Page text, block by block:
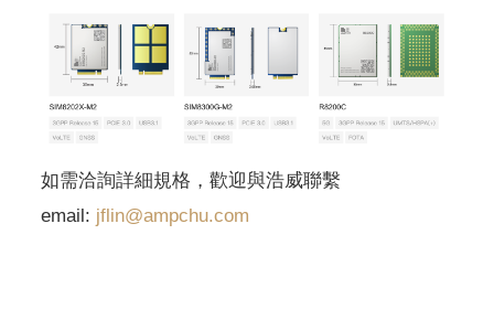
如需洽詢詳細規格，歡迎與浩威聯繫
email: jflin@ampchu.com